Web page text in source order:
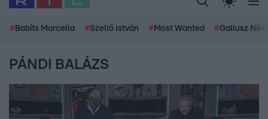
# Babits Marcella #Szellő István # Most Wanted #Gallusz
PÁNDI BALÁZS